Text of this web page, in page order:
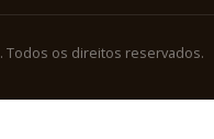
Todos os direitos reservados.